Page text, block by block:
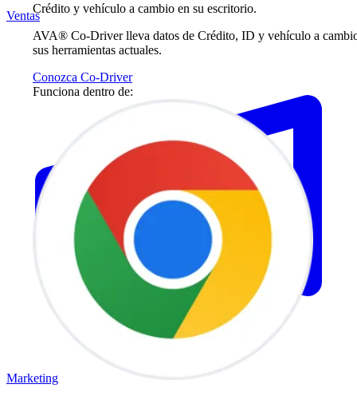
Crédito y vehículo a cambio en su escritorio.
AVA® Co-Driver lleva datos de Crédito, ID y vehículo a
sus herramientas actuales.
Conozca Co-Driver
Funciona dentro de:
Ventas
Marketing